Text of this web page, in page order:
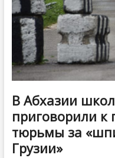
В Абхазии
приговорили к
тюрьмы за
Грузии»